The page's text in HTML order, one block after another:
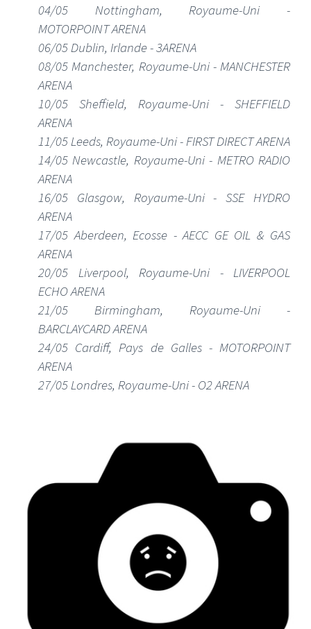
04/05 Nottingham, Royaume-Uni -
MOTORPOINT ARENA
06/05 Dublin, Irlande - 3ARENA
08/05 Manchester, Royaume-Uni - MANCHESTER
ARENA
10/05 Sheffield, Royaume-Uni - SHEFFIELD
ARENA
11/05 Leeds, Royaume-Uni - FIRST DIRECT ARENA
14/05 Newcastle, Royaume-Uni - METRO RADIO
ARENA
16/05 Glasgow, Royaume-Uni - SSE HYDRO
ARENA
17/05 Aberdeen, Ecosse - AECC GE OIL & GAS
ARENA
20/05 Liverpool, Royaume-Uni - LIVERPOOL
ECHO ARENA
21/05 Birmingham, Royaume-Uni -
BARCLAYCARD ARENA
24/05 Cardiff, Pays de Galles - MOTORPOINT
ARENA
27/05 Londres, Royaume-Uni - O2 ARENA